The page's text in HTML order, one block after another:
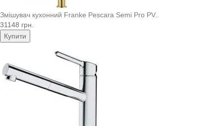
Змішувач кухонний Franke Pescara Semi Pro PV..
31148 грн.
Купити